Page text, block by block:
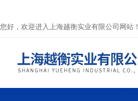
您好，欢迎进入上海越衡实业有限公司网站！